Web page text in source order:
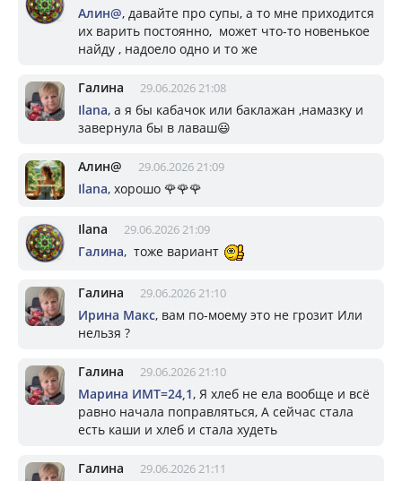
Алин@, давайте про супы, а то мне приходится
их варить постоянно, может что-то новенькое
найду , надоело одно и то же
Галина 29.06.2026 21:08
Ilana, а я бы кабачок или баклажан ,намазку и
завернула бы в лаваш😃
Алин@ 29.06.2026 21:09
Ilana, хорошо 🌹🌹🌹
Ilana 29.06.2026 21:09
Галина, тоже вариант
Галина 29.06.2026 21:10
Ирина Макс, вам по-моему это не грозит Или
нельзя ?
Галина 29.06.2026 21:10
Марина ИМТ=24,1, Я хлеб не ела вообще и всё
равно начала поправляться, А сейчас стала
есть каши и хлеб и стала худеть
Галина 29.06.2026 21:11